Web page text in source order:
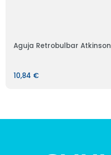
Aguja Retrobulbar Atkinson
10,84 €